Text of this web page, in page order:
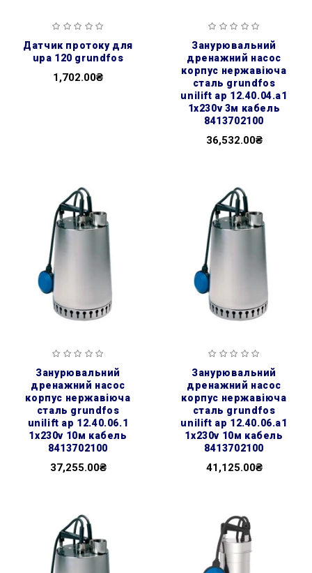
датчик протоку для
upa 120 grundfos
1,702.00₴
занурювальний
дренажний насос
корпус нержавіюча
сталь grundfos
unilift ap 12.40.04.a1
1х230v 3м кабель
8413702100
36,532.00₴
занурювальний
дренажний насос
корпус нержавіюча
сталь grundfos
unilift ap 12.40.06.1
1х230v 10м кабель
8413702100
37,255.00₴
занурювальний
дренажний насос
корпус нержавіюча
сталь grundfos
unilift ap 12.40.06.a1
1х230v 10м кабель
8413702100
41,125.00₴